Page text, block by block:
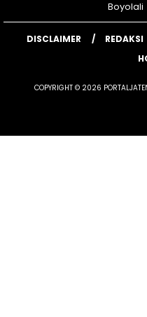
Boyolali
DISCLAIMER REDAKSI
COPYRIGHT © 2026